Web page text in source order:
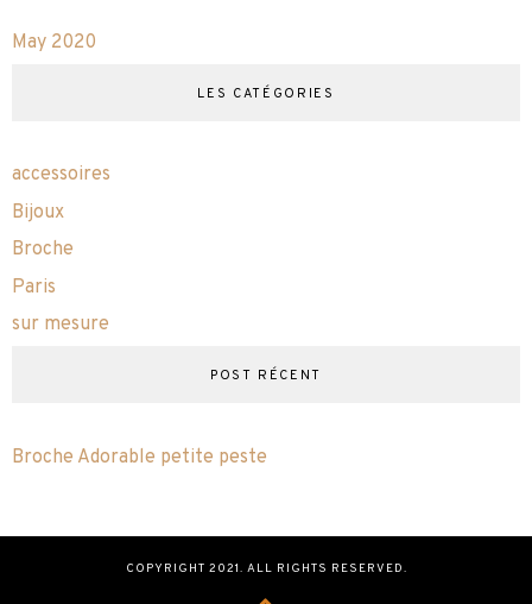
May 2020
LES CATÉGORIES
accessoires
Bijoux
Broche
Paris
sur mesure
POST RÉCENT
Broche Adorable petite peste
COPYRIGHT 2021. ALL RIGHTS RESERVED.